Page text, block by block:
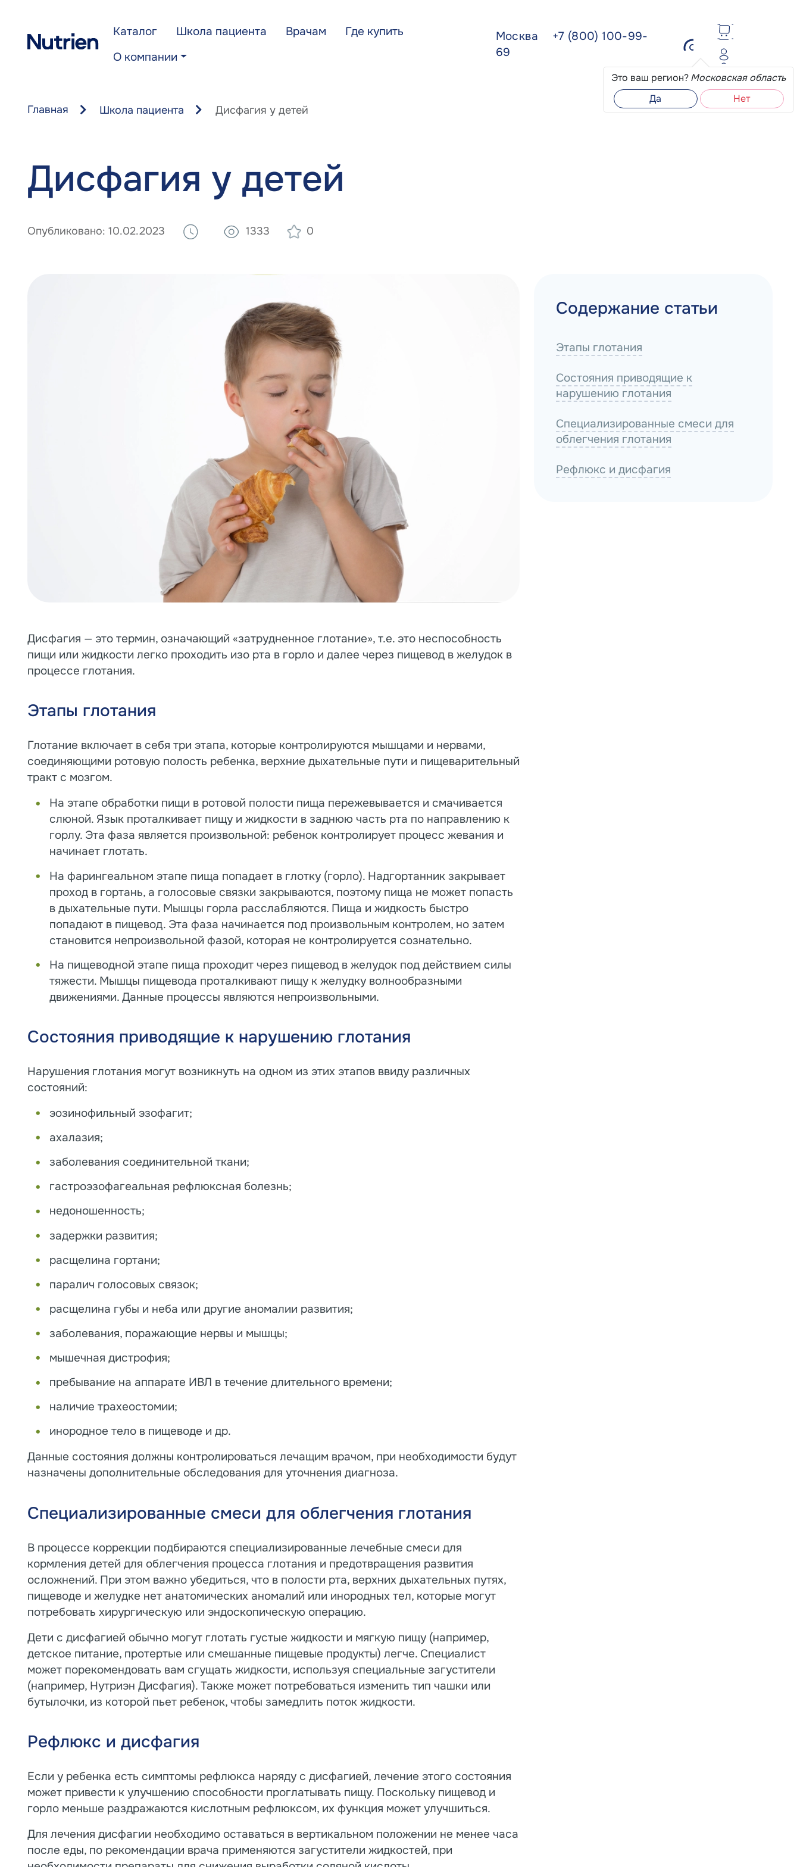
Каталог Школа пациента Врачам
Где купить
О компании
Москва
+7 (800) 100-99-
69
Это ваш регион?Московская область
Да
Нет
Главная Школа пациента Дисфагия у детей
Дисфагия у детей
Опубликовано: 10.02.2023 1333 0
Дисфагия — это термин, означающий «затрудненное глотание», т.е. это неспособность
пищи или жидкости легко проходить изо рта в горло и далее через пищевод в желудок в
процессе глотания.
Этапы глотания
Глотание включает в себя три этапа, которые контролируются мышцами и нервами,
соединяющими ротовую полость ребенка, верхние дыхательные пути и пищеварительный
тракт с мозгом.
На этапе обработки пищи в ротовой полости пища пережевывается и смачивается
слюной. Язык проталкивает пищу и жидкости в заднюю часть рта по направлению к
горлу. Эта фаза является произвольной: ребенок контролирует процесс жевания и
начинает глотать.
На фарингеальном этапе пища попадает в глотку (горло). Надгортанник закрывает
проход в гортань, а голосовые связки закрываются, поэтому пища не может попасть
в дыхательные пути. Мышцы горла расслабляются. Пища и жидкость быстро
попадают в пищевод. Эта фаза начинается под произвольным контролем, но затем
становится непроизвольной фазой, которая не контролируется сознательно.
На пищеводной этапе пища проходит через пищевод в желудок под действием силы
тяжести. Мышцы пищевода проталкивают пищу к желудку волнообразными
движениями. Данные процессы являются непроизвольными.
Состояния приводящие к нарушению глотания
Нарушения глотания могут возникнуть на одном из этих этапов ввиду различных
состояний:
эозинофильный эзофагит;
ахалазия;
заболевания соединительной ткани;
гастроэзофагеальная рефлюксная болезнь;
недоношенность;
задержки развития;
расщелина гортани;
паралич голосовых связок;
расщелина губы и неба или другие аномалии развития;
заболевания, поражающие нервы и мышцы;
мышечная дистрофия;
пребывание на аппарате ИВЛ в течение длительного времени;
наличие трахеостомии;
инородное тело в пищеводе и др.
Данные состояния должны контролироваться лечащим врачом, при необходимости будут
назначены дополнительные обследования для уточнения диагноза.
Специализированные смеси для облегчения глотания
В процессе коррекции подбираются специализированные лечебные смеси для
кормления детей для облегчения процесса глотания и предотвращения развития
осложнений. При этом важно убедиться, что в полости рта, верхних дыхательных путях,
пищеводе и желудке нет анатомических аномалий или инородных тел, которые могут
потребовать хирургическую или эндоскопическую операцию.
Дети с дисфагией обычно могут глотать густые жидкости и мягкую пищу (например,
детское питание, протертые или смешанные пищевые продукты) легче. Специалист
может порекомендовать вам сгущать жидкости, используя специальные загустители
(например, Нутриэн Дисфагия). Также может потребоваться изменить тип чашки или
бутылочки, из которой пьет ребенок, чтобы замедлить поток жидкости.
Рефлюкс и дисфагия
Если у ребенка есть симптомы рефлюкса наряду с дисфагией, лечение этого состояния
может привести к улучшению способности проглатывать пищу. Поскольку пищевод и
горло меньше раздражаются кислотным рефлюксом, их функция может улучшиться.
Для лечения дисфагии необходимо оставаться в вертикальном положении не менее часа
после еды, по рекомендации врача применяются загустители жидкостей, при
Содержание статьи
Этапы глотания
Состояния приводящие к
нарушению глотания
Специализированные смеси для
облегчения глотания
Рефлюкс и дисфагия